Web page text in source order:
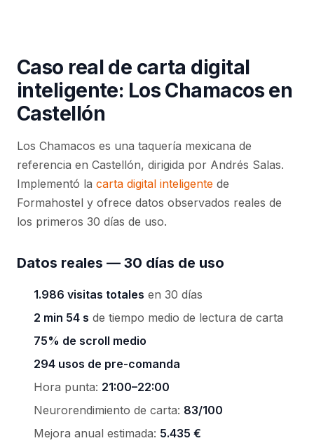
Caso real de carta digital
inteligente: Los Chamacos en
Castellón
Los Chamacos es una taquería mexicana de
referencia en Castellón, dirigida por Andrés Salas.
Implementó la carta digital inteligente de
Formahostel y ofrece datos observados reales de
los primeros 30 días de uso.
Datos reales — 30 días de uso
1.986 visitas totales en 30 días
2 min 54 s de tiempo medio de lectura de carta
75% de scroll medio
294 usos de pre-comanda
Hora punta: 21:00–22:00
Neurorendimiento de carta: 83/100
Mejora anual estimada: 5.435 €